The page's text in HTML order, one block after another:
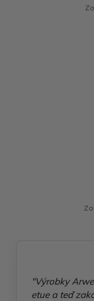
"Výrobky
etue a teď